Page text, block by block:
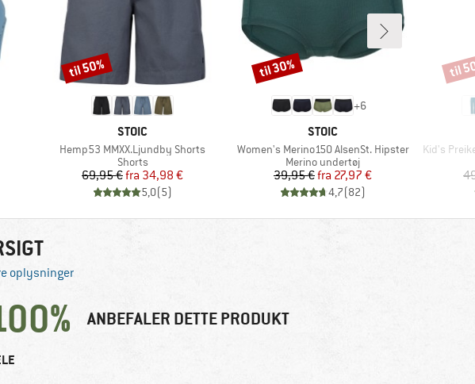
MÆRKE
STOIC
Artikel
Hemp53 MMXX.Ljundby Shorts
Produktgruppe
Shorts
Pris
69,95 € Nedsat pris
fra 34,98 €
5,0(5)
Rabat
til 50%
+6
MÆRKE
STOIC
Artikel
Women's Merino150 AlsenSt. Hipster
Produktgruppe
Merino undertøj
Pris
39,95 € Nedsat pris
fra 27,97 €
4,7(82)
Rabat
til 30%
Artikel
Kid's
Rabat
til
oplysninger
ANBEFALER DETTE PRODUKT